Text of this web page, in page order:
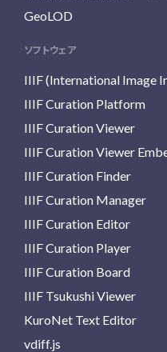
GeoLOD
ソフトウェア
IIIF (International Image
IIIF Curation Platform
IIIF Curation Viewer
IIIF Curation Viewer
IIIF Curation Finder
IIIF Curation Manager
IIIF Curation Editor
IIIF Curation Player
IIIF Curation Board
IIIF Tsukushi Viewer
KuroNet Text Editor
vdiff.js